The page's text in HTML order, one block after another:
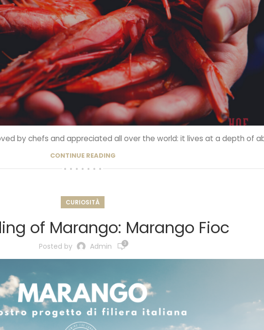
by chefs and appreciated all over the world: it lives at a depth of
CONTINUE READING
CURIOSITÀ
of Marango: Marango Fioc
Posted by Admin 3